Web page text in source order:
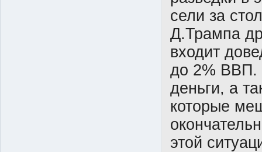
сели за
Д.Трампа
входит
до 2% ВВП.
деньги, а
которые
этой